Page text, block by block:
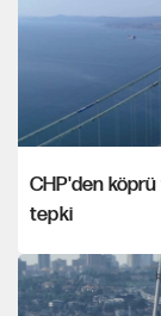
CHP'den
tepki